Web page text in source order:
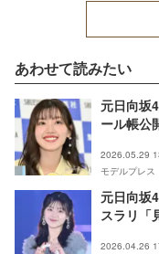
あわせて読みたい
元日向坂
ール帳公
2026.05.29
モデルプレス
元日向坂
スラリ「
2026.04.26